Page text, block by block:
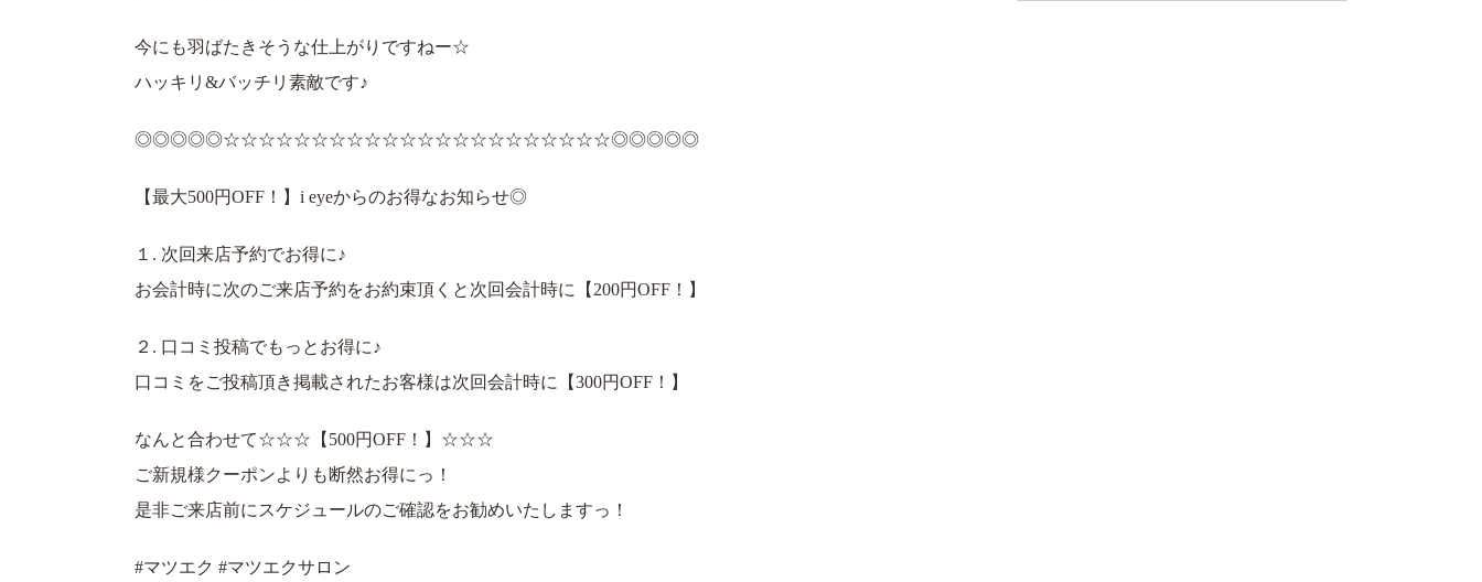
今にも羽ばたきそうな仕上がりですねー☆
ハッキリ&バッチリ素敵です♪
◎◎◎◎◎☆☆☆☆☆☆☆☆☆☆☆☆☆☆☆☆☆☆☆☆☆☆◎◎◎◎◎
【最大500円OFF！】i eyeからのお得なお知らせ◎
１. 次回来店予約でお得に♪
お会計時に次のご来店予約をお約束頂くと次回会計時に【200円OFF！】
２. 口コミ投稿でもっとお得に♪
口コミをご投稿頂き掲載されたお客様は次回会計時に【300円OFF！】
なんと合わせて☆☆☆【500円OFF！】☆☆☆
ご新規様クーポンよりも断然お得にっ！
是非ご来店前にスケジュールのご確認をお勧めいたしますっ！
#マツエク #マツエクサロン